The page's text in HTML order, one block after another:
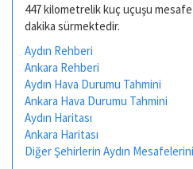
447 kilometrelik kuç uçuşu
dakika sürmektedir.
Aydın Rehberi
Ankara Rehberi
Aydın Hava Durumu Tahmini
Ankara Hava Durumu Tahmini
Aydın Haritası
Ankara Haritası
Diğer Şehirlerin Aydın Mesafelerini